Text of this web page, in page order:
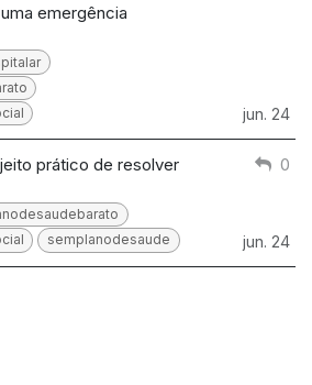
emergência
jun. 24
prático de resolver
semplanodesaude
0
jun. 24